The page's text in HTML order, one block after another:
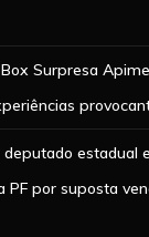
Surpresa
estadual
PF por suposta